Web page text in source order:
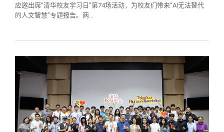
应邀出席“清华校友学习日”第74场活动，为校友们带来“AI无法替代
的人文智慧”专题报告。两...